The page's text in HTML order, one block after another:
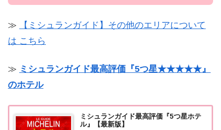
≫
【ミシュランガイド】その他のエリアについて
は こちら
≫ ミシュランガイド最高評価『5つ星★★★★★』
のホテル
ミシュランガイド最高評価『5つ星ホテ
ル』【最新版】